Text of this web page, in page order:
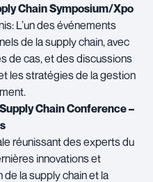
Chain Symposium/Xpo
L’un des événements
de la supply chain, avec
de cas, et des discussions
les stratégies de la gestion
Chain Conference –
réunissant des experts du
innovations et
la supply chain et la